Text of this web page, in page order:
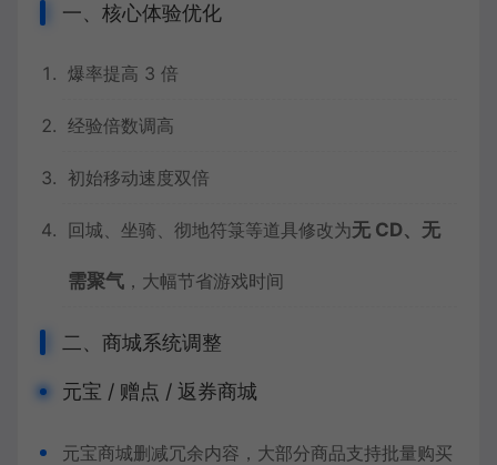
一、核心体验优化
爆率提高 3 倍
经验倍数调高
初始移动速度双倍
回城、坐骑、彻地符箓等道具修改为无 CD、无
需聚气 ，大幅节省游戏时间
二、商城系统调整
元宝 / 赠点 / 返券商城
元宝商城删减冗余内容，大部分商品支持批量购买